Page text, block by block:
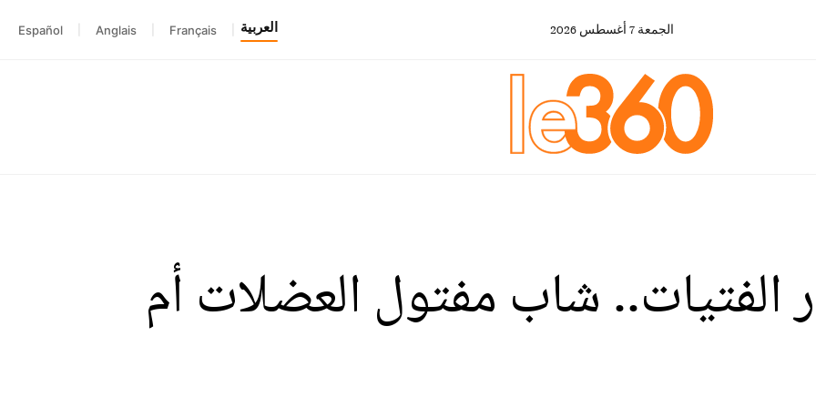
الجمعة 7 أغسطس 2026 العربية Français
Anglais
Español
الفتيات.. شاب مفتول العضلات أم